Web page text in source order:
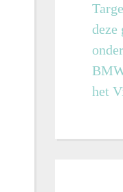
deze
het